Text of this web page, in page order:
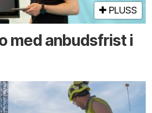
PLUSS
med anbuds­frist i